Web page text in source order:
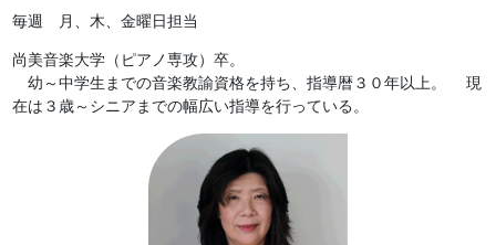
毎週 月、木、金曜日担当
尚美音楽大学（ピアノ専攻）卒。
幼～中学生までの音楽教諭資格を持ち、指導暦３０年以上。 現
在は３歳～シニアまでの幅広い指導を行っている。